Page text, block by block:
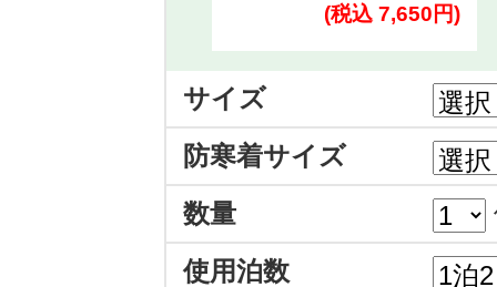
(税込 7,650円)
サイズ
防寒着サイズ
数量
使用泊数